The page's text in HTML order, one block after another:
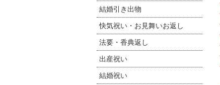
結婚引き出物
快気祝い・お見舞いお返し
法要・香典返し
出産祝い
結婚祝い